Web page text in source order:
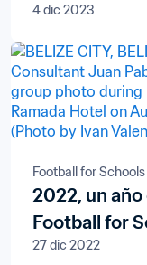
4 dic 2023
Football for Schools
2022, un
Football for
27 dic 2022